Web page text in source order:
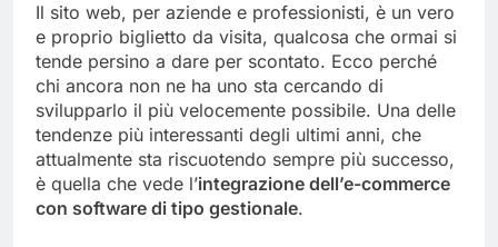
Il sito web, per aziende e professionisti, è un vero
e proprio biglietto da visita, qualcosa che ormai si
tende persino a dare per scontato. Ecco perché
chi ancora non ne ha uno sta cercando di
svilupparlo il più velocemente possibile. Una delle
tendenze più interessanti degli ultimi anni, che
attualmente sta riscuotendo sempre più successo,
è quella che vede l’integrazione dell’e-commerce
con software di tipo gestionale.